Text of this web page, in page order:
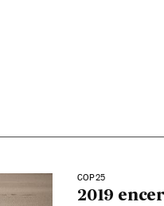
COP25
2019